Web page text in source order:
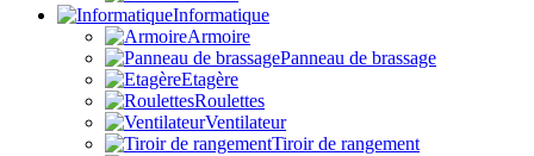
Informatique
Armoire
Panneau de brassage
Etagère
Roulettes
Ventilateur
Tiroir de rangement